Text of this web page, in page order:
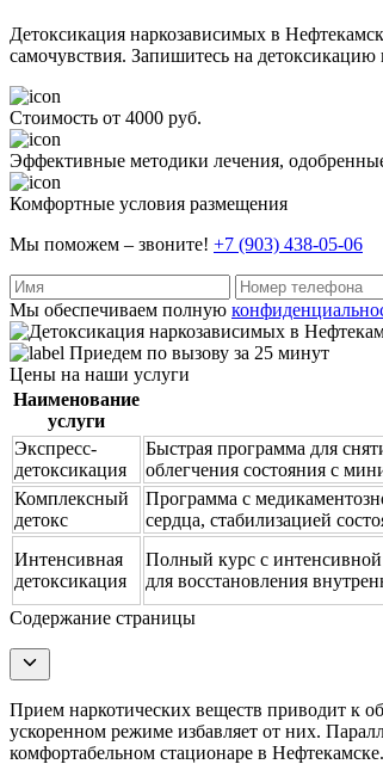
Детоксикация наркозависимых в
самочувствия. Запишитесь на
Стоимость от 4000 руб.
Эффективные методики лечения,
Комфортные условия размещения
Мы поможем – звоните! +7 (903) 438-05-06
Мы обеспечиваем полную
Приедем по вызову за 25 минут
Цены на наши услуги
Наименование
услуги
Экспресс-
детоксикация
Быстрая программа для
облегчения состояния с
Комплексный
детокс
Программа с
сердца, стабилизацией
Интенсивная
детоксикация
Полный курс с
для восстановления
Содержание страницы
Прием наркотических веществ приводит к
ускоренном режиме избавляет от них.
комфортабельном стационаре в